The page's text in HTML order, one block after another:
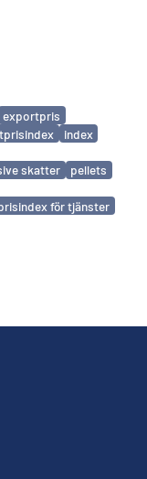
exportpris
index
skatter
pellets
för tjänster